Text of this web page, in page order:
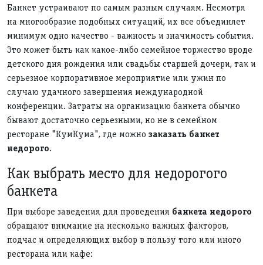
Банкет устраивают по самым разным случаям. Несмотря
на многообразие подобных ситуаций, их все объединяет
минимум одно качество - важность и значимость события.
Это может быть как какое-либо семейное торжество вроде
детского дня рождения или свадьбы старшей дочери, так и
серьезное корпоративное мероприятие или ужин по
случаю удачного завершения международной
конференции. Затраты на организацию банкета обычно
бывают достаточно серьезными, но не в семейном
ресторане "КумКума", где можно заказать банкет
недорого.
Как выбрать место для недорогого
банкета
При выборе заведения для проведения банкета недорого
обращают внимание на несколько важных факторов,
подчас и определяющих выбор в пользу того или иного
ресторана или кафе: